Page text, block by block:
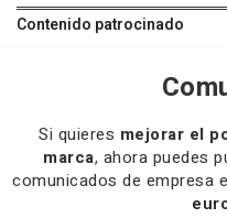
Contenido patrocinado
Si quieres mejorar el
marca, ahora puedes
comunicados de empresa